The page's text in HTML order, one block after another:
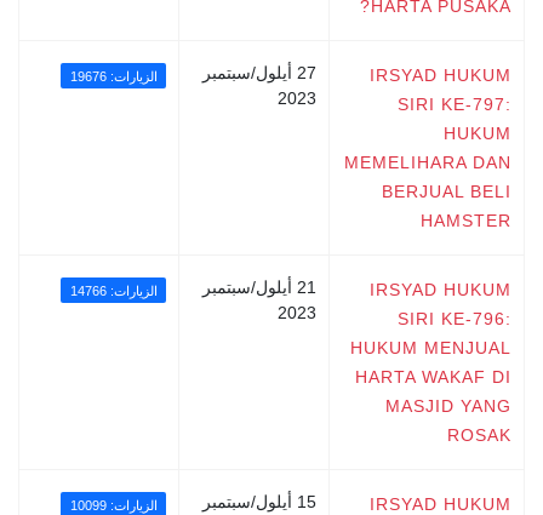
HARTA PUSAKA?
IRSYAD HUKUM
SIRI KE-797:
HUKUM
MEMELIHARA DAN
BERJUAL BELI
HAMSTER
27 أيلول/سبتمبر
2023
الزيارات: 19676
IRSYAD HUKUM
SIRI KE-796:
HUKUM MENJUAL
HARTA WAKAF DI
MASJID YANG
ROSAK
21 أيلول/سبتمبر
2023
الزيارات: 14766
IRSYAD HUKUM
15 أيلول/سبتمبر
الزيارات: 10099